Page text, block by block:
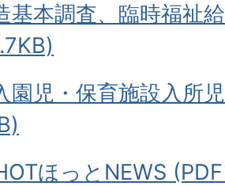
基本調査、臨時福祉
園児・保育施設入所
ほっとNEWS